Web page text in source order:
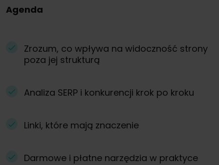
Agenda
Zrozum, co wpływa na widoczność strony
poza jej strukturą
Analiza SERP i konkurencji krok po kroku
Linki, które mają znaczenie
Darmowe i płatne narzędzia w praktyce